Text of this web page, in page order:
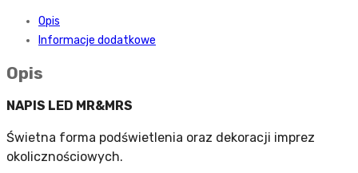
Opis
Informacje dodatkowe
Opis
NAPIS LED MR&MRS
Świetna forma podświetlenia oraz dekoracji imprez
okolicznościowych.